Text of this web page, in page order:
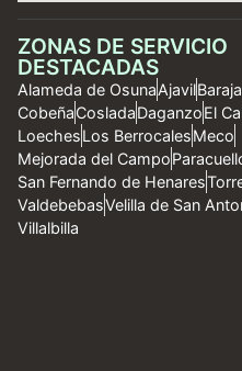
ZONAS DE SERVICIO
DESTACADAS
Alameda de OsunaAjavil
CobeñaCosladaDaganzoEl
LoechesLos BerrocalesMeco
Mejorada del Campo
San Fernando de Henares
ValdebebasVelilla de San
Villalbilla